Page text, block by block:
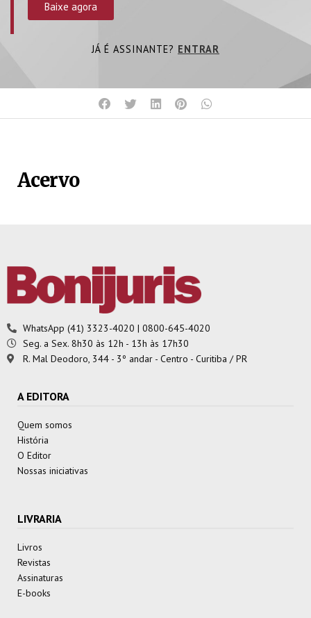
Baixe agora
JÁ É ASSINANTE? ENTRAR
Acervo
WhatsApp (41) 3323-4020 | 0800-645-4020
Seg. a Sex. 8h30 às 12h - 13h às 17h30
R. Mal Deodoro, 344 - 3º andar - Centro - Curitiba / PR
A EDITORA
Quem somos
História
O Editor
Nossas iniciativas
LIVRARIA
Livros
Revistas
Assinaturas
E-books